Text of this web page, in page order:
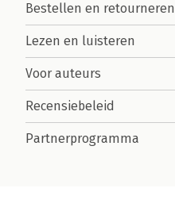
Bestellen en retourneren
Lezen en luisteren
Voor auteurs
Recensiebeleid
Partnerprogramma